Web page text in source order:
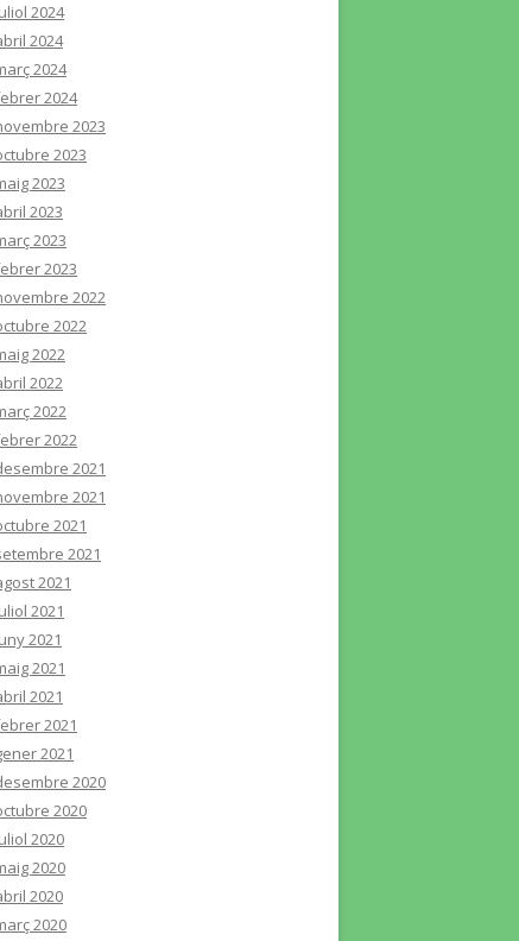
2024
2024
2024
2024
2023
2023
2023
2023
2023
2023
2022
2022
2022
2022
2022
2022
2021
2021
2021
2021
2021
2021
2021
2021
2021
2021
2021
2020
2020
2020
2020
2020
2020